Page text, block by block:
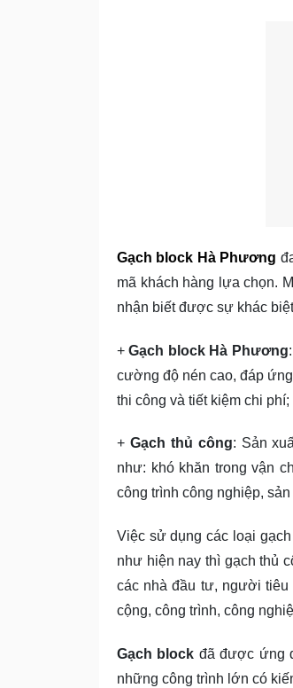
Gạch block Hà Phương
mã khách hàng lựa chọn.
nhận biết được sự khác
+Gạch block Hà Phương
cường độ nén cao, đáp
thi công và tiết kiệm chi
+ Gạch thủ công: Sản
như: khó khăn trong vận
công trình công nghiệp,
Việc sử dụng các loại
như hiện nay thì gạch thủ
các nhà đầu tư, người
cộng, công trình, công
Gạch block đã được ứng
những công trình lớn có